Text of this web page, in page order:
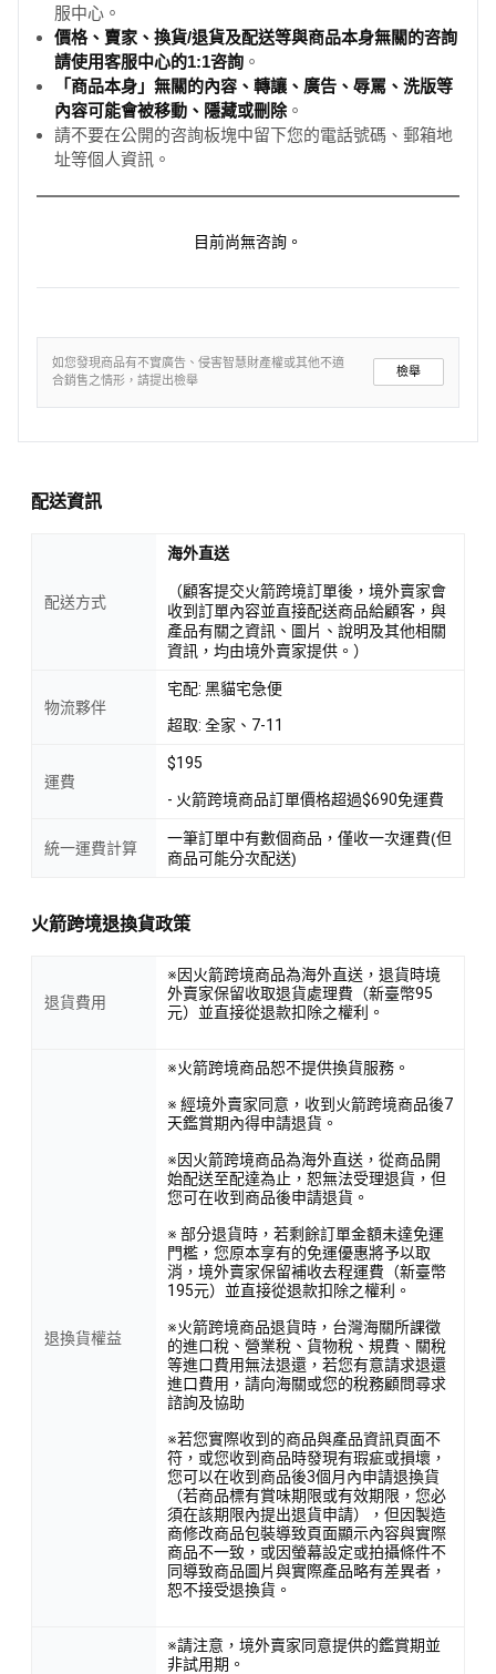
服中心。
價格、賣家、換貨/退貨及配送等與商品本身無關的咨詢
請使用客服中心的1:1咨詢 。
「商品本身」無關的內容、轉讓、廣告、辱罵、洗版等
內容可能會被移動、隱藏或刪除。
請不要在公開的咨詢板塊中留下您的電話號碼、郵箱地
址等個人資訊。
目前尚無咨詢。
如您發現商品有不實廣告、侵害智慧財產權或其他不適
合銷售之情形，請提出檢舉
檢舉
配送資訊
配送方式
海外直送
（顧客提交火箭跨境訂單後，境外賣家會
收到訂單內容並直接配送商品給顧客，與
產品有關之資訊、圖片、說明及其他相關
資訊，均由境外賣家提供。）
物流夥伴
宅配: 黑貓宅急便
超取: 全家、7-11
運費
$195
- 火箭跨境商品訂單價格超過$690免運費
統一運費計算
一筆訂單中有數個商品，僅收一次運費(但
商品可能分次配送)
火箭跨境退換貨政策
退貨費用
※因火箭跨境商品為海外直送，退貨時境
外賣家保留收取退貨處理費（新臺幣95
元）並直接從退款扣除之權利。
退換貨權益
※火箭跨境商品恕不提供換貨服務。
※ 經境外賣家同意，收到火箭跨境商品後7
天鑑賞期內得申請退貨。
※因火箭跨境商品為海外直送，從商品開
始配送至配達為止，恕無法受理退貨，但
您可在收到商品後申請退貨。
※ 部分退貨時，若剩餘訂單金額未達免運
門檻，您原本享有的免運優惠將予以取
消，境外賣家保留補收去程運費（新臺幣
195元）並直接從退款扣除之權利。
※火箭跨境商品退貨時，台灣海關所課徵
的進口稅、營業稅、貨物稅、規費、關稅
等進口費用無法退還，若您有意請求退還
進口費用，請向海關或您的稅務顧問尋求
諮詢及協助
※若您實際收到的商品與產品資訊頁面不
符，或您收到商品時發現有瑕疵或損壞，
您可以在收到商品後3個月內申請退換貨
（若商品標有賞味期限或有效期限，您必
須在該期限內提出退貨申請），但因製造
商修改商品包裝導致頁面顯示內容與實際
商品不一致，或因螢幕設定或拍攝條件不
同導致商品圖片與實際產品略有差異者，
恕不接受退換貨。
※請注意，境外賣家同意提供的鑑賞期並
非試用期。